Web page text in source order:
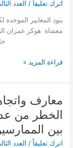
اترك تعليقاً / العدد
بنود المعايير
معشاة هوكر
حازم حسن
لكتابة
التقويمية
معشاة
قراءة المزيد »
معارف
الخطر من
بين
اترك تعليقاً / العدد
معارف
واتجاهات
وممارسات
تجاه
عوامل